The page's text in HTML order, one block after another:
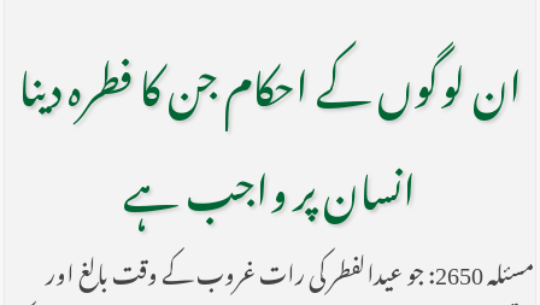
ان لوگوں کے احکام جن کا فطرہ دینا
انسان پر واجب ہے
مسئلہ 2650: جو عیدالفطر کی رات غروب کے وقت بالغ اور